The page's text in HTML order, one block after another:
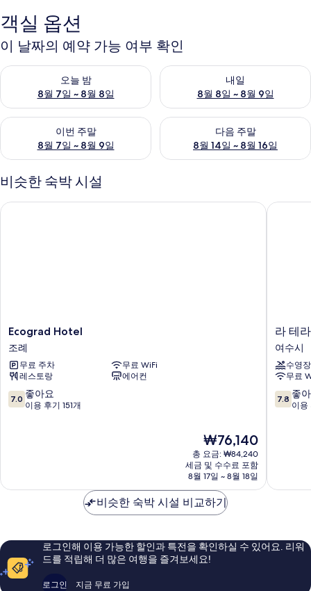
객실 옵션
이 날짜의 예약 가능 여부 확인
오늘 밤
8월 7일 ~ 8월 8일
오늘 밤 예약 가능 여부 확인, 8월 7일 ~ 8월 8일
내일
8월 8일 ~ 8월 9일
내일 예약 가능 여부 확인, 8월
이번 주말
8월 7일 ~ 8월 9일
이번 주말 예약 가능 여부 확인, 8월 7일 ~ 8월 9일
다음 주말
8월 14일 ~ 8월 16일
다음 주말 예약 가능 여부 확인,
비슷한 숙박 시설
Ecograd
Hotel
조
례
Ecograd Hotel
조례
무료 주차
무료 WiFi
레스토랑
에어컨
10
점
아
후
기
151
개
7.0 좋아요
이용 후기 151개
현
재
요
금
₩76,140
₩76,140
총 요금: ₩84,240
세금 및 수수료 포함
8월 17일 ~ 8월 18일
Ecograd Hotel
라
테
라
스
리
조
트
라 테
여수시
수영장
무료
10
점
아
후
7.8 좋
이용
라 테라
비슷한 숙박 시설 비교하기
로그인해 이용 가능한 할인과 특전을 확인하실 수 있어요. 리워
드를 적립해 더 많은 여행을 즐겨보세요!
로그인 지금 무료 가입